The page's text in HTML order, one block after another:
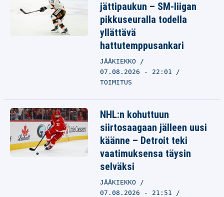
jättipaukun – SM-liigan
pikkuseuralla todella
yllättävä
hattutemppusankari
JÄÄKIEKKO
07.08.2026 - 22:01
TOIMITUS
NHL:n kohuttuun
siirtosaagaan jälleen uusi
käänne – Detroit teki
vaatimuksensa täysin
selväksi
JÄÄKIEKKO
07.08.2026 - 21:51